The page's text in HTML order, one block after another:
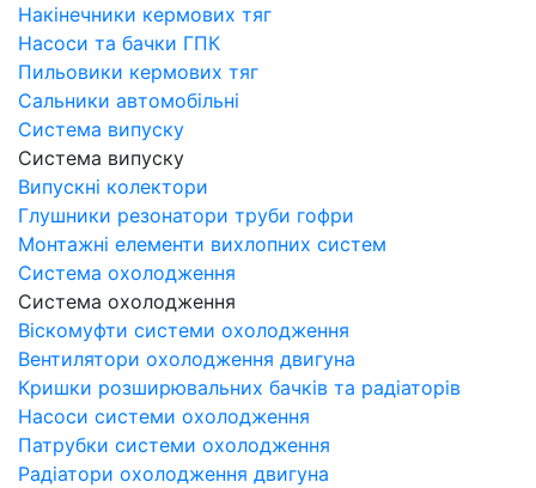
Накінечники кермових тяг
Насоси та бачки ГПК
Пильовики кермових тяг
Сальники автомобільні
Система випуску
Система випуску
Випускні колектори
Глушники резонатори труби гофри
Монтажні елементи вихлопних систем
Система охолодження
Система охолодження
Віскомуфти системи охолодження
Вентилятори охолодження двигуна
Кришки розширювальних бачків та радіаторів
Насоси системи охолодження
Патрубки системи охолодження
Радіатори охолодження двигуна